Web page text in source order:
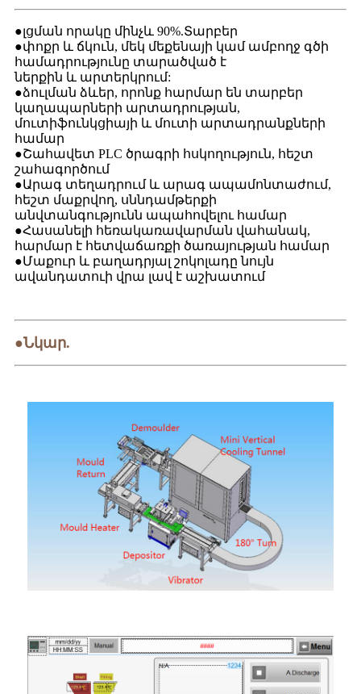
●լցման որակը մինչև 90%.Տարբեր
●փոքր և ճկուն, մեկ մեքենայի կամ ամբողջ գծի
համադրությունը տարածված է
ներքին և արտերկրում:
●ձուլման ձևեր, որոնք հարմար են տարբեր
կաղապարների արտադրության,
մուտիֆունկցիայի և մուտի արտադրանքների
համար
●Շահավետ PLC ծրագրի հսկողություն, հեշտ
շահագործում
●Արագ տեղադրում և արագ ապամոնտաժում,
հեշտ մաքրվող, սննդամթերքի
անվտանգությունն ապահովելու համար
●Հասանելի հեռակառավարման վահանակ,
հարմար է հետվաճառքի ծառայության համար
●Մաքուր և բաղադրյալ շոկոլադը նույն
ավանդատուի վրա լավ է աշխատում
●Նկար.